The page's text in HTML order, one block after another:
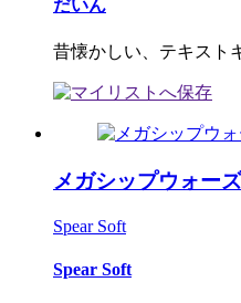
だいん
昔懐かしい、テキスト
メガシップウォーズ
Spear Soft
Spear Soft